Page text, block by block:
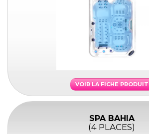
VOIR LA FICHE PRODUIT
SPA BAHIA
(4 PLACES)